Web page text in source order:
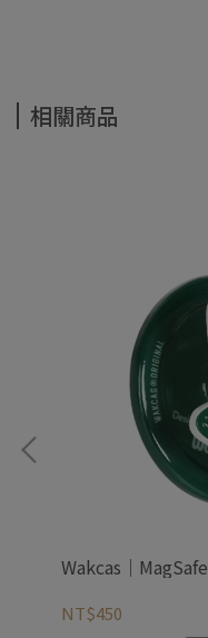
相關商品
Wakcas｜
NT$450